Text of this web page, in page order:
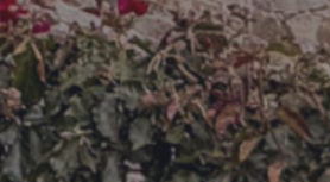
10 15 20 25